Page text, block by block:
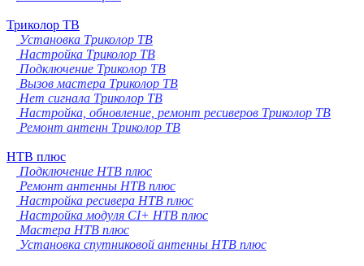
Триколор ТВ
Установка Триколор ТВ
Настройка Триколор ТВ
Подключение Триколор ТВ
Вызов мастера Триколор ТВ
Нет сигнала Триколор ТВ
Настройка, обновление, ремонт ресиверов Триколор ТВ
Ремонт антенн Триколор ТВ
НТВ плюс
Подключение НТВ плюс
Ремонт антенны НТВ плюс
Настройка ресивера НТВ плюс
Настройка модуля CI+ НТВ плюс
Мастера НТВ плюс
Установка спутниковой антенны НТВ плюс